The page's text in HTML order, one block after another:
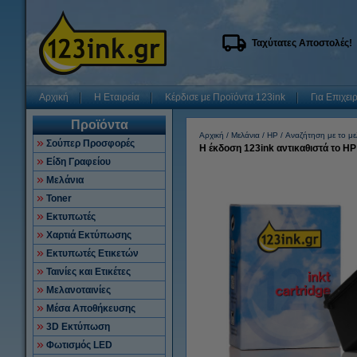
Ταχύτατες Αποστολές!
Αρχική Η Εταιρεία Κέρδισε με Προϊόντα 123ink Για
Προϊόντα
Σούπερ Προσφορές
Είδη Γραφείου
Μελάνια
Toner
Εκτυπωτές
Χαρτιά Εκτύπωσης
Εκτυπωτές Ετικετών
Ταινίες και Ετικέτες
Μελανοταινίες
Μέσα Αποθήκευσης
3D Εκτύπωση
Φωτισμός LED
Αρχική Μελάνια HP Αναζήτηση με το
Η έκδοση 123ink αντικαθιστά το